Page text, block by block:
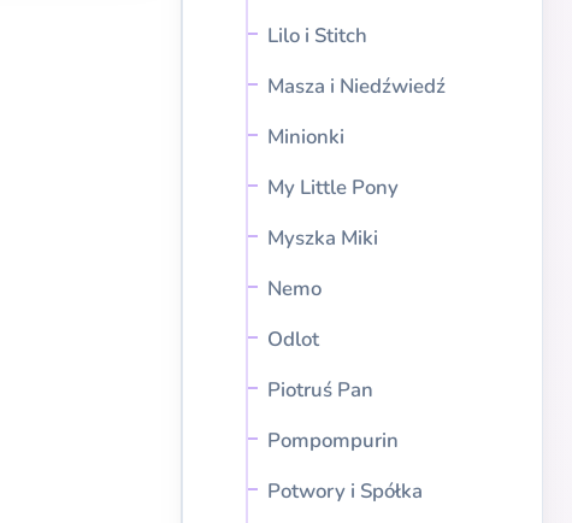
Lilo i Stitch
Masza i Niedźwiedź
Minionki
My Little Pony
Myszka Miki
Nemo
Odlot
Piotruś Pan
Pompompurin
Potwory i Spółka